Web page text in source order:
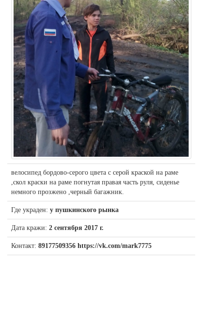
велосипед бордово-серого цвета с серой краской на раме
,скол краски на раме погнутая правая часть руля, сиденье
немного прозжено ,черный багажник.
Где украден: у пушкинского рынка
Дата кражи: 2 сентября 2017 г.
Контакт: 89177509356 https://vk.com/mark7775